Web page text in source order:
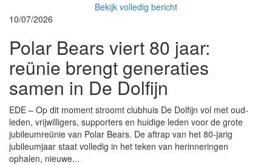
Bekijk volledig bericht
10/07/2026
Polar Bears viert 80 jaar:
reünie brengt generaties
samen in De Dolfijn
EDE – Op dit moment stroomt clubhuis De Dolfijn vol met oud-
leden, vrijwilligers, supporters en huidige leden voor de grote
jubileumreünie van Polar Bears. De aftrap van het 80-jarig
jubileumjaar staat volledig in het teken van herinneringen
ophalen, nieuwe...